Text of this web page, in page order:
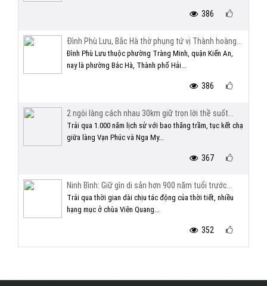
386
Đình Phù Lưu, Bắc Hà thờ phụng tứ vị Thành hoàng...
Đình Phù Lưu thuộc phường Tràng Minh, quận Kiến An,
nay là phường Bắc Hà, Thành phố Hải...
386
2 ngôi làng cách nhau 30km giữ trọn lời thề suốt...
Trải qua 1.000 năm lịch sử với bao thăng trầm, tục kết chạ
giữa làng Vạn Phúc và Nga My...
367
Ninh Bình: Giữ gìn di sản hơn 900 năm tuổi trước...
Trải qua thời gian dài chịu tác động của thời tiết, nhiều
hạng mục ở chùa Viên Quang...
352